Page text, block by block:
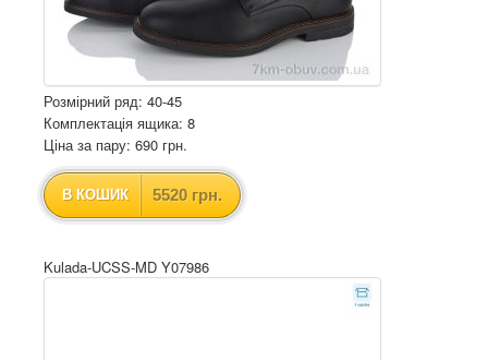
Розмірний ряд: 40-45
Комплектація ящика: 8
Ціна за пару: 690 грн.
В КОШИК 5520 грн.
Kulada-UCSS-MD Y07986